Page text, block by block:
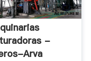
-
Arva